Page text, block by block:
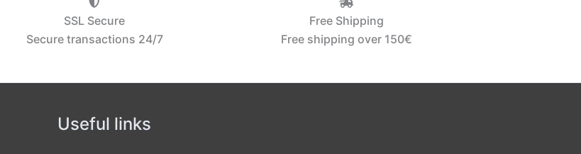
SSL Secure
Secure transactions 24/7
Free Shipping
Free shipping over 150€‎
Useful links